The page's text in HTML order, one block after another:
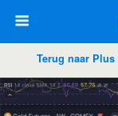
Terug naar